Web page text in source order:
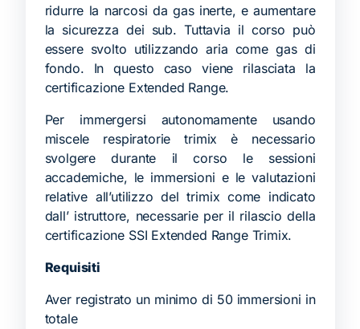
ridurre la narcosi da gas inerte, e aumentare
la sicurezza dei sub. Tuttavia il corso può
essere svolto utilizzando aria come gas di
fondo. In questo caso viene rilasciata la
certificazione Extended Range.
Per immergersi autonomamente usando
miscele respiratorie trimix è necessario
svolgere durante il corso le sessioni
accademiche, le immersioni e le valutazioni
relative all’utilizzo del trimix come indicato
dall’ istruttore, necessarie per il rilascio della
certificazione SSI Extended Range Trimix.
Requisiti
Aver registrato un minimo di 50 immersioni in
totale